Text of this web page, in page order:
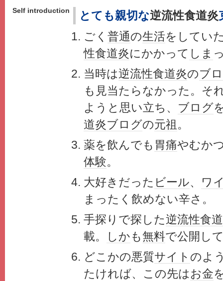
Self introduction とても親切な逆流性食道炎
ごく 普通の生活をしてい
性食道炎にかかって しま
当時は逆流性食道炎のブ
も見当たらなかった。そ
ようと思い立ち、 ブログ
道炎ブログの元祖 。
薬を飲んでも 胃痛やむか
体験。
大好きだった ビール、
ワ
まったく飲めない辛さ。
手探りで探した逆流性食
載。
しかも無料で公開し
どこかの悪質サイト のよ
たければ、この先はお金